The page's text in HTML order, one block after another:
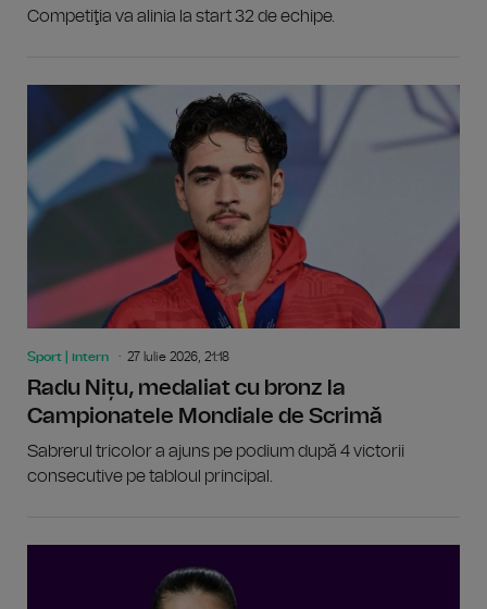
Competiţia va alinia la start 32 de echipe.
Sport | intern 27 Iulie 2026, 21:18
Radu Nițu, medaliat cu bronz la
Campionatele Mondiale de Scrimă
Sabrerul tricolor a ajuns pe podium după 4 victorii
consecutive pe tabloul principal.